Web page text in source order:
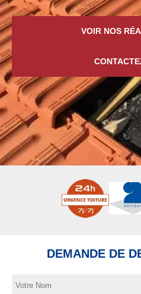
VOIR NOS
DEMANDE DE